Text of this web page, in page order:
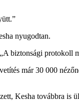
nyugodtan.
biztonsági protokoll
már 30 000
Kesha továbbra is